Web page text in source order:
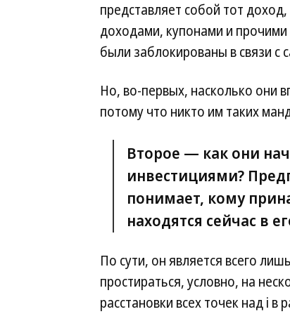
представляет собой тот
доходами, купонами и
были заблокированы в связи с
Но, во-первых, насколько они
потому что никто им таких
Второе — как они
инвестициями?
понимает, кому
находятся сейчас в
По сути, он является всего
простираться, условно, на
расстановки всех точек над i в